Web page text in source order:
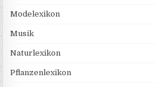
Modelexikon
Musik
Naturlexikon
Pflanzenlexikon